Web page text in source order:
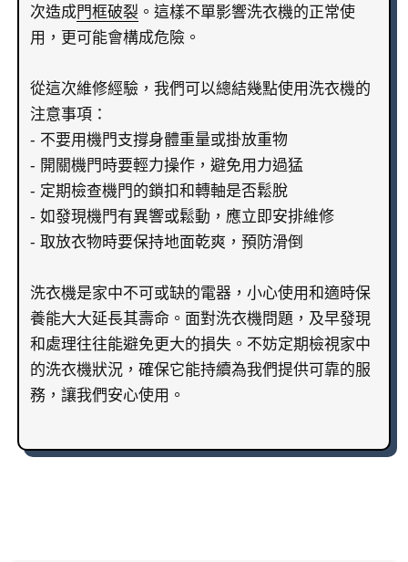
次造成門框破裂。這樣不單影響洗衣機的正常使
用，更可能會構成危險。
從這次維修經驗，我們可以總結幾點使用洗衣機的
注意事項：
- 不要用機門支撐身體重量或掛放重物
- 開關機門時要輕力操作，避免用力過猛
- 定期檢查機門的鎖扣和轉軸是否鬆脫
- 如發現機門有異響或鬆動，應立即安排維修
- 取放衣物時要保持地面乾爽，預防滑倒
洗衣機是家中不可或缺的電器，小心使用和適時保
養能大大延長其壽命。面對洗衣機問題，及早發現
和處理往往能避免更大的損失。不妨定期檢視家中
的洗衣機狀況，確保它能持續為我們提供可靠的服
務，讓我們安心使用。